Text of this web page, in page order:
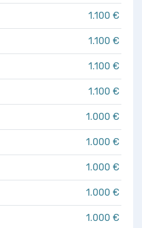
1.100 €
1.100 €
1.100 €
1.100 €
1.000 €
1.000 €
1.000 €
1.000 €
1.000 €